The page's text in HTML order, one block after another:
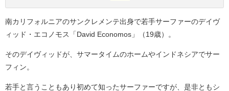
南カリフォルニアのサンクレメンテ出身で若手サーファーのデイヴ
ィッド・エコノモス「David Economos」（19歳）。
そのデイヴィッドが、サマータイムのホームやインドネシアでサー
フィン。
若手と言うこともあり初めて知ったサーファーですが、是非ともシ